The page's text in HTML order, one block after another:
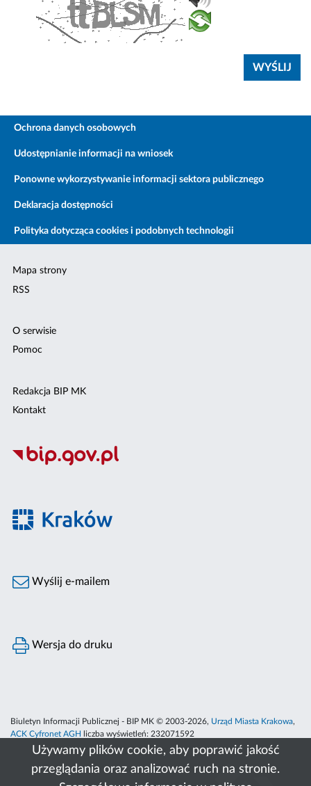
Używamy plików cookie, aby poprawić jakość
przeglądania oraz analizować ruch na stronie.
Ochrona danych osobowych
Udostępnianie informacji na wniosek
Ponowne wykorzystywanie informacji sektora publicznego
Deklaracja dostępności
Polityka dotycząca cookies i podobnych technologii
Mapa strony
RSS
O serwisie
Pomoc
Redakcja BIP MK
Kontakt
Wyślij e-mailem
Wersja do druku
Biuletyn Informacji Publicznej - BIP MK © 2003-2026, Urząd Miasta Krakowa,
ACK Cyfronet AGH
liczba wyświetleń: 232071592